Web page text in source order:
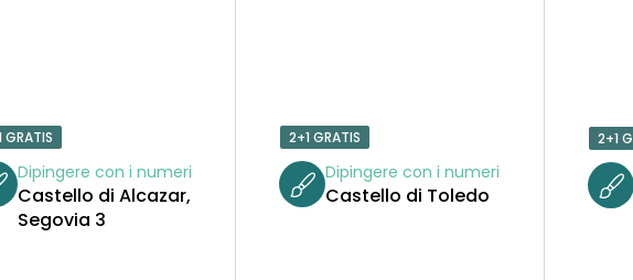
GRATIS
Dipingere con i numeri
Castello di Alcazar,
Segovia 3
2+1 GRATIS
Dipingere con i numeri
Castello di Toledo
2+1